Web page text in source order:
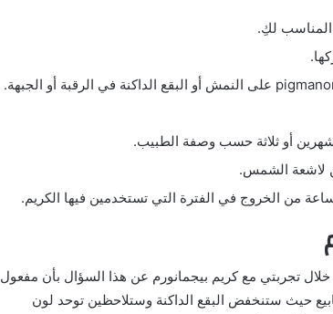
لكِ.
أو ثلاثة حسب وصفة الطبيب.
لاشعة الشمس.
الخروج في الفترة التي تستخدمين فيها الكريم.
تجربتي مع كريم بيجمانورم عن هذا السؤال بأن مفعول
حيث ستنخفض البقع الداكنة وستلاحظين توحد لون